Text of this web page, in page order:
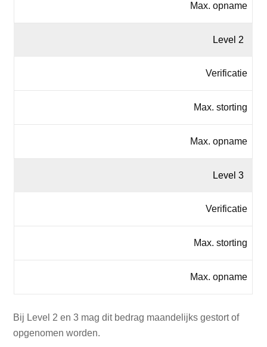
Max. opname
Level 2
Verificatie
Max. storting
Max. opname
Level 3
Verificatie
Max. storting
Max. opname
Bij Level 2 en 3 mag dit bedrag maandelijks gestort of
opgenomen worden.